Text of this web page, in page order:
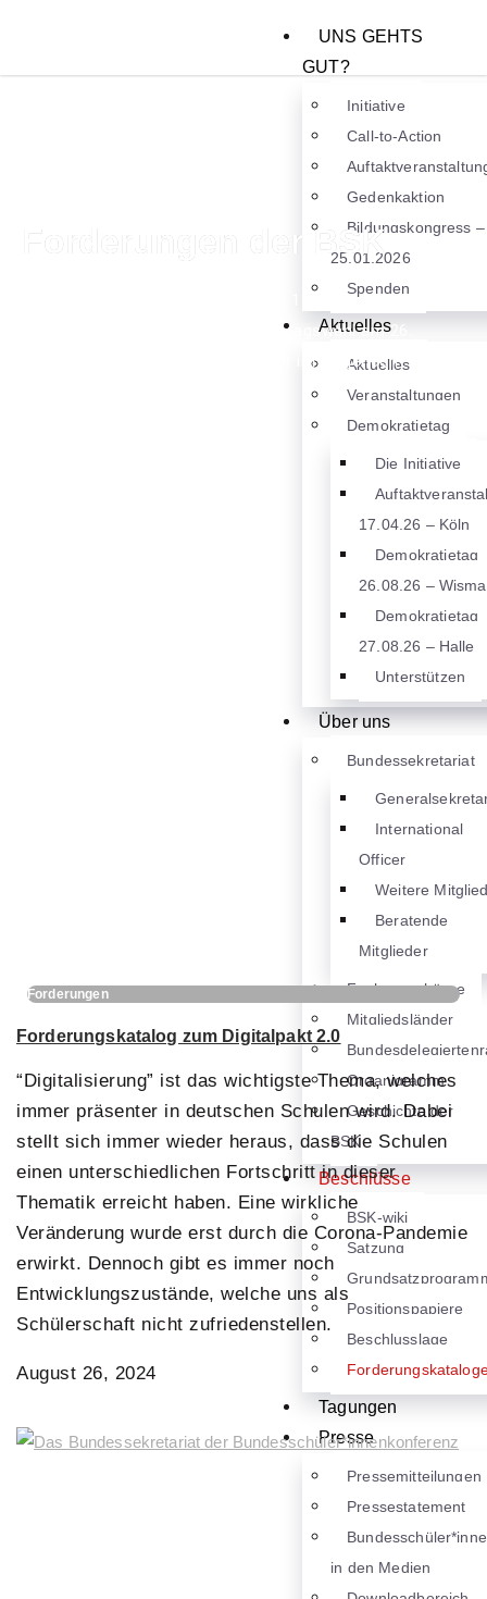
UNS GEHTS
GUT?
Initiative
Call-to-Action
Gedenkaktion
Bildungskongress –
25.01.2026
Spenden
Aktuelles
Aktuelles
Veranstaltungen
Demokratietag
Die Initiative
17.04.26 – Köln
Demokratietag
26.08.26 –
Demokratietag
27.08.26 – Halle
Unterstützen
Über uns
Bundessekretariat
International
Officer
Weitere
Beratende
Mitglieder
Fachausschüsse
Mitgliedsländer
Organigramm
Geschichte der
BSK
Beschlüsse
BSK-wiki
Satzung
Positionspapiere
Beschlusslage
Tagungen
Presse
Pressemitteilungen
Pressestatement
in den Medien
Forderungen der BSK
Die Bundesschülerkonferenz stellt 13 Forderungen an die
Bundespolitik im Zuge der Bundestagswahl am 26.
September 2021. Diese werden hier im folgenden
Forderungen
Forderungskatalog zum Digitalpakt 2.0
“Digitalisierung” ist das wichtigste Thema, welches
immer präsenter in deutschen Schulen wird. Dabei
stellt sich immer wieder heraus, dass die Schulen
einen unterschiedlichen Fortschritt in dieser
Thematik erreicht haben. Eine wirkliche
Veränderung wurde erst durch die Corona-Pandemie
erwirkt. Dennoch gibt es immer noch
Entwicklungszustände, welche uns als
Schülerschaft nicht zufriedenstellen.
August 26, 2024